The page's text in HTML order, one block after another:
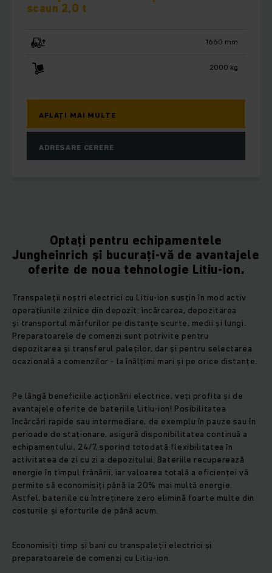
scaun 2,0 t
1660 mm
2000 kg
AFLAȚI MAI MULTE
ADRESARE CERERE
Optați pentru echipamentele
Jungheinrich și bucurați-vă de avantajele
oferite de noua tehnologie Litiu-ion.
Transpaleții noștri electrici cu Litiu-ion susțin în mod activ
operațiunile zilnice din depozit: încărcarea, depozitarea
și transportul mărfurilor pe distanțe scurte, medii și lungi.
Preparatoarele de comenzi sunt potrivite pentru
depozitarea și transferul paleților, dar și pentru selectarea
ocazională a comenzilor - la înălțimi mari și pe orice distanțe.
Pe lângă beneficiile acționării electrice, veți profita și de
avantajele oferite de bateriile Litiu-ion! Posibilitatea
încărcări rapide sau intermediare, de exemplu în pauze sau în
perioade de staționare, asigură disponibilitatea continuă a
echipamentului, 24/7, sporind totodată flexibilitatea în
activitatea de zi cu zi a depozitului. Bateriile recuperează
energie în timpul frânării, iar valoarea totală a eficienței vă
permite să economisiți până la 20% mai multă energie.
Astfel, bateriile cu întreținere zero elimină foarte multe din
costurile și eforturile de până acum.
Economisiți timp și bani cu transpaleții electrici și
preparatoarele de comenzi cu Litiu-ion.